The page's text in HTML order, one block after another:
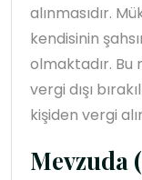
alınmasıdır.
kendisinin
olmaktadır.
vergi dışı
kişiden vergi
Mevzuda